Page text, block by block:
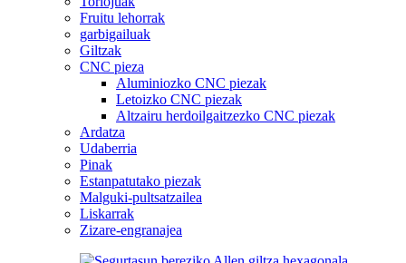
Fruitu lehorrak
garbigailuak
Giltzak
CNC pieza
Aluminiozko CNC piezak
Letoizko CNC piezak
Altzairu herdoilgaitzezko CNC piezak
Ardatza
Udaberria
Pinak
Estanpatutako piezak
Malguki-pultsatzailea
Liskarrak
Zizare-engranajea